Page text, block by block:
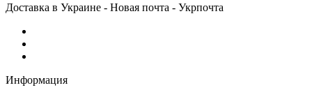
Доставка в Украине - Новая почта - Укрпочта
Информация